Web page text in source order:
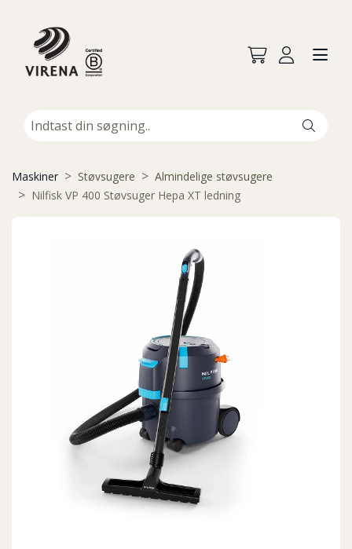
Maskiner Støvsugere
Almindelige støvsugere
Nilfisk VP 400 Støvsuger Hepa XT ledning